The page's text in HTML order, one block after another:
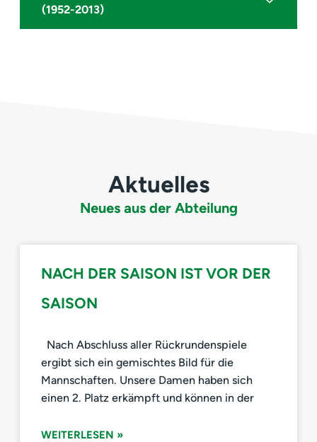
(1952-2013)
Aktuelles
Neues aus der Abteilung
NACH DER SAISON IST VOR DER
SAISON
Nach Abschluss aller Rückrundenspiele
ergibt sich ein gemischtes Bild für die
Mannschaften. Unsere Damen haben sich
einen 2. Platz erkämpft und können in der
WEITERLESEN »